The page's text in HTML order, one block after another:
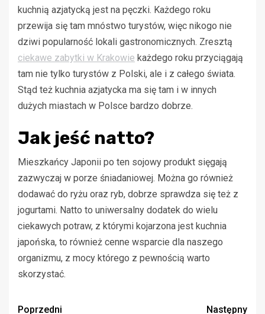
kuchnią azjatycką jest na pęczki. Każdego roku
przewija się tam mnóstwo turystów, więc nikogo nie
dziwi popularność lokali gastronomicznych. Zresztą
ciekawe zabytki w Krakowie każdego roku przyciągają
tam nie tylko turystów z Polski, ale i z całego świata.
Stąd też kuchnia azjatycka ma się tam i w innych
dużych miastach w Polsce bardzo dobrze.
Jak jeść natto?
Mieszkańcy Japonii po ten sojowy produkt sięgają
zazwyczaj w porze śniadaniowej. Można go również
dodawać do ryżu oraz ryb, dobrze sprawdza się też z
jogurtami. Natto to uniwersalny dodatek do wielu
ciekawych potraw, z którymi kojarzona jest kuchnia
japońska, to również cenne wsparcie dla naszego
organizmu, z mocy którego z pewnością warto
skorzystać.
Poprzedni Następny